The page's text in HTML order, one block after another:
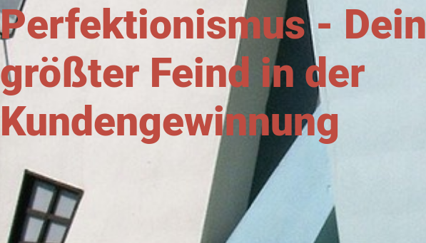
Perfektionismus - Dein
größter Feind in der
Kundengewinnung